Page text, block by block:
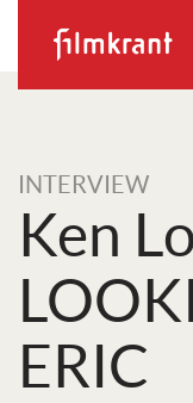
INTERVIEW
Ken
ERIC